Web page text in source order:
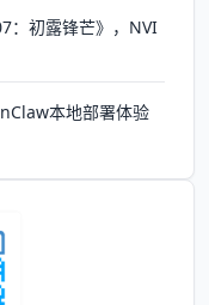
：初露锋芒》，NVI
本地部署体验